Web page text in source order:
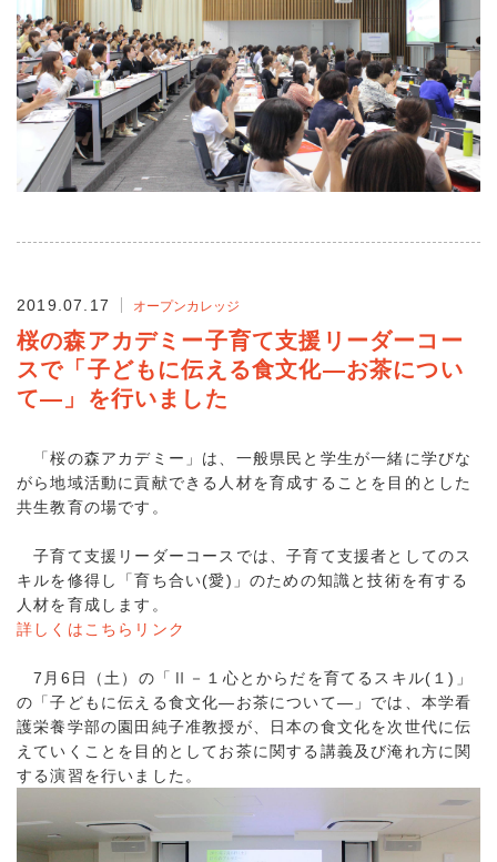
2019.07.17 オープンカレッジ
桜の森アカデミー子育て支援リーダーコー
スで「子どもに伝える食文化―お茶につい
て―」を行いました
「桜の森アカデミー」は、一般県民と学生が一緒に学びな
がら地域活動に貢献できる人材を育成することを目的とした
共生教育の場です。
子育て支援リーダーコースでは、子育て支援者としてのス
キルを修得し「育ち合い(愛)」のための知識と技術を有する
人材を育成します。
詳しくはこちらリンク
7月6日（土）の「Ⅱ－１心とからだを育てるスキル(１)」
の「子どもに伝える食文化―お茶について―」では、本学看
護栄養学部の園田純子准教授が、日本の食文化を次世代に伝
えていくことを目的としてお茶に関する講義及び淹れ方に関
する演習を行いました。